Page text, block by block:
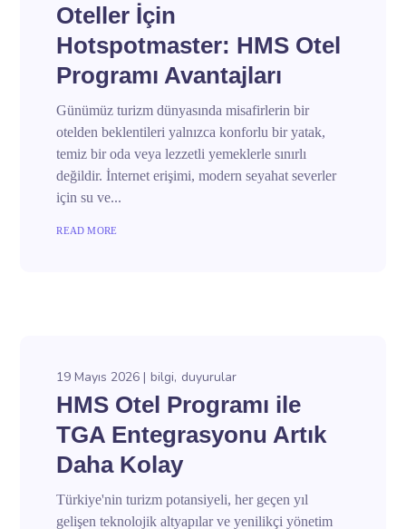
Oteller İçin
Hotspotmaster: HMS Otel
Programı Avantajları
Günümüz turizm dünyasında misafirlerin bir
otelden beklentileri yalnızca konforlu bir yatak,
temiz bir oda veya lezzetli yemeklerle sınırlı
değildir. İnternet erişimi, modern seyahat severler
için su ve...
READ MORE
19 Mayıs 2026 bilgi duyurular
HMS Otel Programı ile
TGA Entegrasyonu Artık
Daha Kolay
Türkiye'nin turizm potansiyeli, her geçen yıl
gelişen teknolojik altyapılar ve yenilikçi yönetim